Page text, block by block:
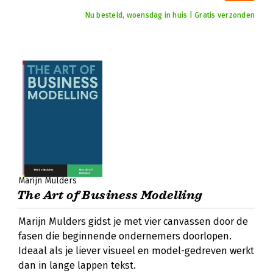
Nu besteld, woensdag in huis | Gratis verzonden
Marijn Mulders
The Art of Business Modelling
Marijn Mulders gidst je met vier canvassen door de
fasen die beginnende ondernemers doorlopen.
Ideaal als je liever visueel en model-gedreven werkt
dan in lange lappen tekst.